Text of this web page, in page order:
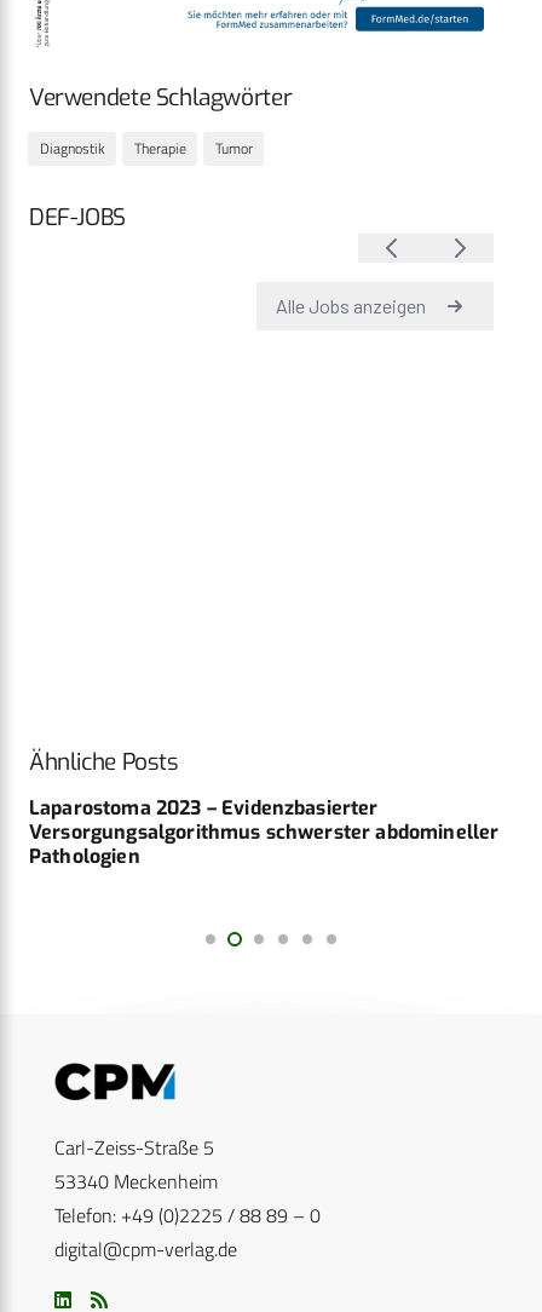
Verwendete Schlagwörter
Diagnostik Therapie Tumor
DEF-JOBS
Ähnliche Posts
Laparostoma 2023 – Evidenzbasierter
Versorgungsalgorithmus schwerster abdomineller
Pathologien
Carl-Zeiss-Straße 5
53340 Meckenheim
Telefon: +49 (0)2225 / 88 89 – 0
digital@cpm-verlag.de